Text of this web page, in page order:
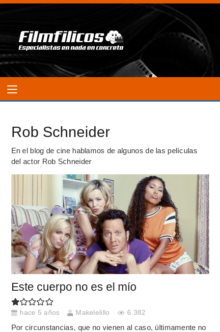
Rob Schneider
En el blog de cine hablamos de algunos de las películas
del actor Rob Schneider
Este cuerpo no es el mío
hace 5 años Makelelillo 6.382
Por circunstancias, que no vienen al caso, últimamente no